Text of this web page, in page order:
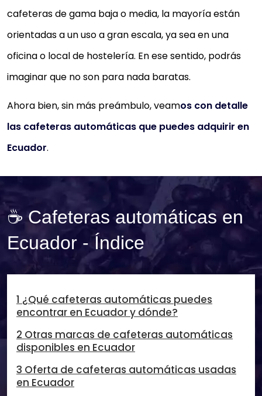
cafeteras de gama baja o media, la mayoría están
orientadas a un uso a gran escala, ya sea en una
oficina o local de hostelería. En ese sentido, podrás
imaginar que no son para nada baratas.
Ahora bien, sin más preámbulo, veamos con detalle
las cafeteras automáticas que puedes adquirir en
Ecuador.
☕ Cafeteras automáticas en
Ecuador - Índice
1 ¿Qué cafeteras automáticas puedes
encontrar en Ecuador y dónde?
2 Otras marcas de cafeteras automáticas
disponibles en Ecuador
3 Oferta de cafeteras automáticas usadas
en Ecuador